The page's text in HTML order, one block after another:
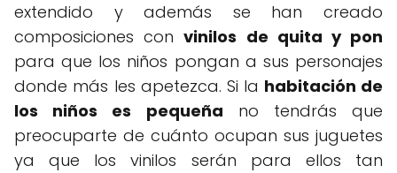
extendido y además se han creado
composiciones convinilos de quita y pon
para que los niños pongan a sus personajes
donde más les apetezca. Si la habitación de
los niños es pequeña no tendrás que
preocuparte de cuánto ocupan sus juguetes
ya que los vinilos serán para ellos tan